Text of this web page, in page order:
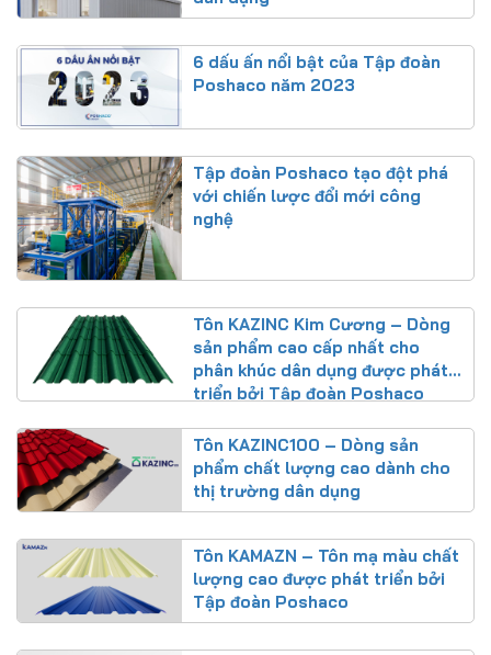
6 dấu ấn nổi bật của Tập đoàn
Poshaco năm 2023
Tập đoàn Poshaco tạo đột phá
với chiến lược đổi mới công
nghệ
Tôn KAZINC Kim Cương – Dòng
sản phẩm cao cấp nhất cho
phân khúc dân dụng được phát
triển bởi Tập đoàn Poshaco
Tôn KAZINC100 – Dòng sản
phẩm chất lượng cao dành cho
thị trường dân dụng
Tôn KAMAZN – Tôn mạ màu chất
lượng cao được phát triển bởi
Tập đoàn Poshaco